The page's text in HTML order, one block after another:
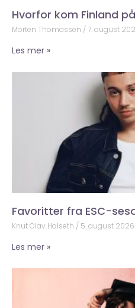
Hvorfor kom Finland
Morten Thomassen 7. august
Les mer »
Favoritter fra ESC-
Knut Olav Halseth 5. august 2026
Les mer »